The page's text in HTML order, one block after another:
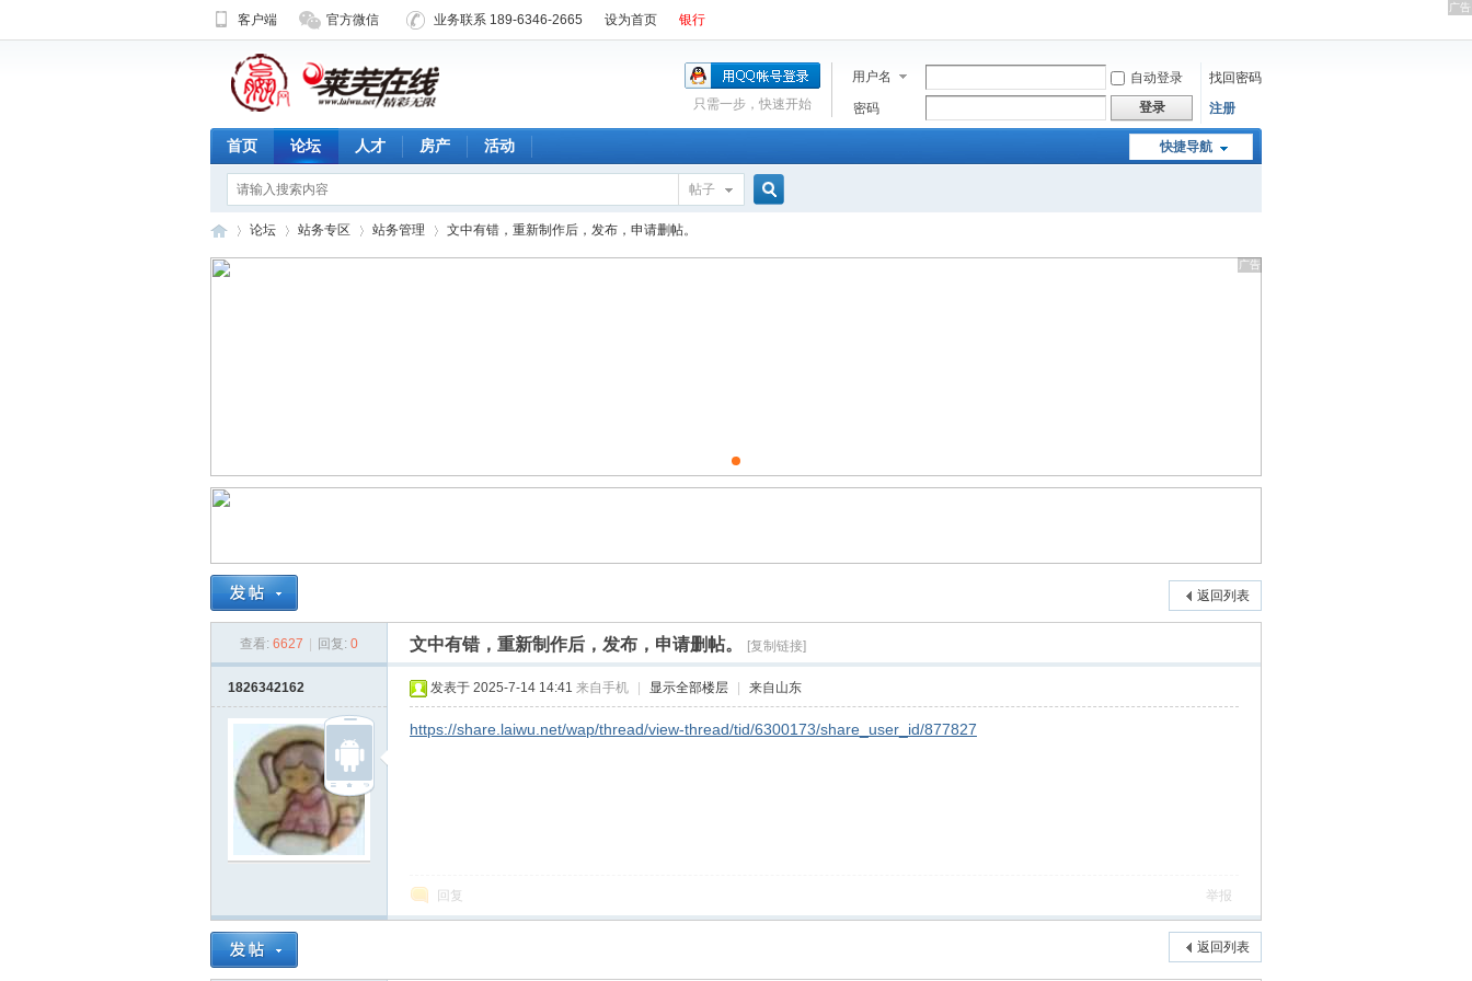
客户端 官方微信 业务联系 189-6346-2665 设为首页 银行
用户名 自动登录
找回密码
密码
登录 注册
只需一步，快速开始
快捷导航
首页 论坛 人才 房产 活动
帖子
论坛 站务专区 站务管理 文中有错，重新制作后，发布，申请删帖。
返回列表
查看: 6627 回复: 0 文中有错，重新制作后，发布，申请删帖。 [复制链接]
1826342162 发表于 2025-7-14 14:41 来自手机 显示全部楼层 来自山东
https://share.laiwu.net/wap/thread/view-thread/tid/6300173/share_user_id/877827
回复 举报
返回列表